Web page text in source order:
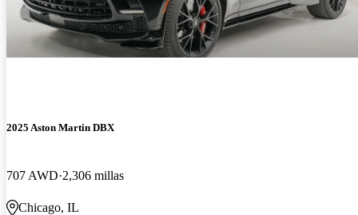
2025 Aston Martin DBX
707 AWD 2,306 millas
Chicago, IL